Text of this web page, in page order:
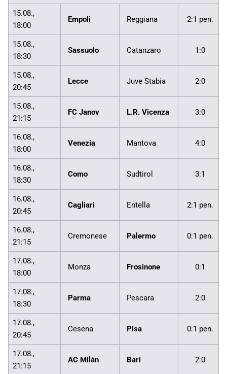
15.08.,
18:00
Empoli Reggiana 2:1 pen.
15.08.,
18:30
Sassuolo Catanzaro 1:0
15.08.,
20:45
Lecce Juve Stabia 2:0
15.08.,
21:15
FC Janov L.R. Vicenza 3:0
16.08.,
18:00
Venezia Mantova 4:0
16.08.,
18:30
Como Sudtirol 3:1
16.08.,
20:45
Cagliari Entella 2:1 pen.
16.08.,
21:15
Cremonese Palermo 0:1 pen.
17.08.,
18:00
Monza Frosinone 0:1
17.08.,
18:30
Parma Pescara 2:0
17.08.,
20:45
Cesena Pisa 0:1 pen.
17.08.,
21:15
AC Milán Bari 2:0